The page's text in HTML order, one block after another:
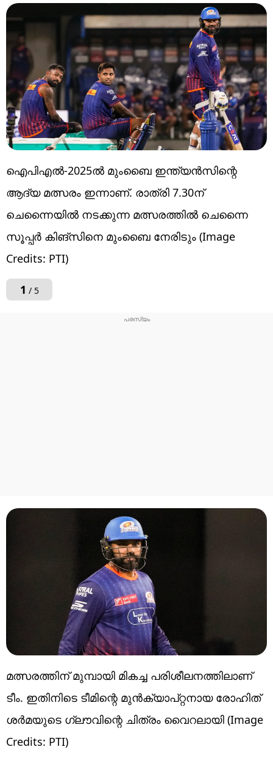
ഐപിഎല്‍-2025ല്‍ മുംബൈ ഇന്ത്യന്‍സിന്റെ
ആദ്യ മത്സരം ഇന്നാണ്. രാത്രി 7.30ന്
ചെന്നൈയില്‍ നടക്കുന്ന മത്സരത്തില്‍ ചെന്നൈ
സൂപ്പര്‍ കിങ്‌സിനെ മുംബൈ നേരിടും (Image
Credits: PTI)
1 / 5
മത്സരത്തിന് മുമ്പായി മികച്ച പരിശീലനത്തിലാണ്
ടീം. ഇതിനിടെ ടീമിന്റെ മുന്‍ക്യാപ്റ്റനായ രോഹിത്
ശര്‍മയുടെ ഗ്ലൗവിന്റെ ചിത്രം വൈറലായി (Image
Credits: PTI)